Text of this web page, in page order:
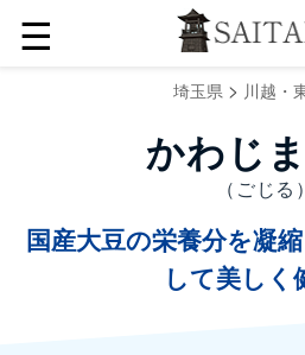
☰
埼玉県 > 川越・
かわじ
（ごじる）
国産大豆の栄養分を凝
して美しく